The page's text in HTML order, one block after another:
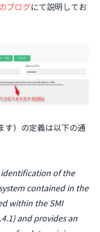
ブログにて説明してお
す）の定義は以下の通
of the
contained in the
within the SMI
and provides an